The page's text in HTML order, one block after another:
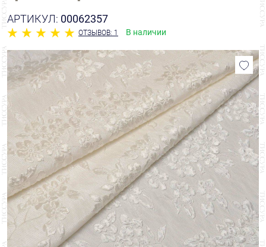
АРТИКУЛ: 00062357
ОТЗЫВОВ: 1 В наличии